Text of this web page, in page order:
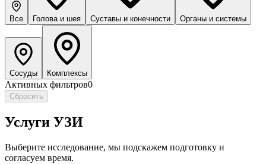
Все Голова и шея Суставы и конечности Органы и системы
Сосуды Комплексы
Активных фильтров0
Сбросить
Услуги УЗИ
Выберите исследование, мы подскажем подготовку и
согласуем время.